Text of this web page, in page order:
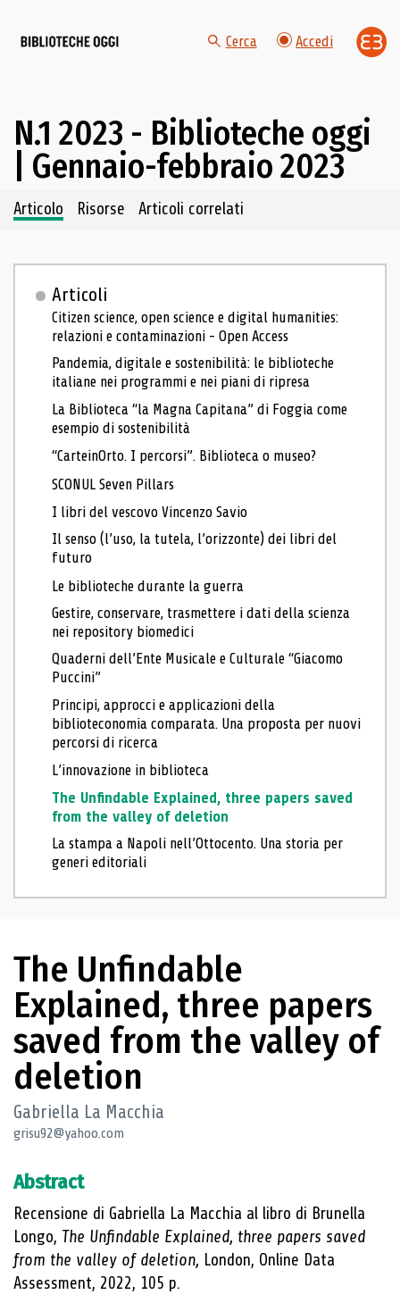
Cerca Accedi
N.1 2023 - Biblioteche oggi
| Gennaio-febbraio 2023
Navigazione dei contenuti del fascicolo
Articolo Risorse Articoli correlati
Articoli
Citizen science, open science e digital humanities:
relazioni e contaminazioni - Open Access
Pandemia, digitale e sostenibilità: le biblioteche
italiane nei programmi e nei piani di ripresa
La Biblioteca “la Magna Capitana” di Foggia come
esempio di sostenibilità
“CarteinOrto. I percorsi”. Biblioteca o museo?
SCONUL Seven Pillars
I libri del vescovo Vincenzo Savio
Il senso (l’uso, la tutela, l’orizzonte) dei libri del
futuro
Le biblioteche durante la guerra
Gestire, conservare, trasmettere i dati della scienza
nei repository biomedici
Quaderni dell’Ente Musicale e Culturale “Giacomo
Puccini”
Principi, approcci e applicazioni della
biblioteconomia comparata. Una proposta per nuovi
percorsi di ricerca
L’innovazione in biblioteca
The Unfindable Explained, three papers saved
from the valley of deletion
La stampa a Napoli nell’Ottocento. Una storia per
generi editoriali
The Unfindable
Explained, three papers
saved from the valley of
deletion
Gabriella La Macchia
grisu92@yahoo.com
Abstract
Recensione di Gabriella La Macchia al libro di Brunella
Longo, The Unfindable Explained, three papers saved
from the valley of deletion, London, Online Data
Assessment, 2022, 105 p.